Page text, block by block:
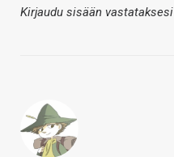
Kirjaudu sisään vastataksesi